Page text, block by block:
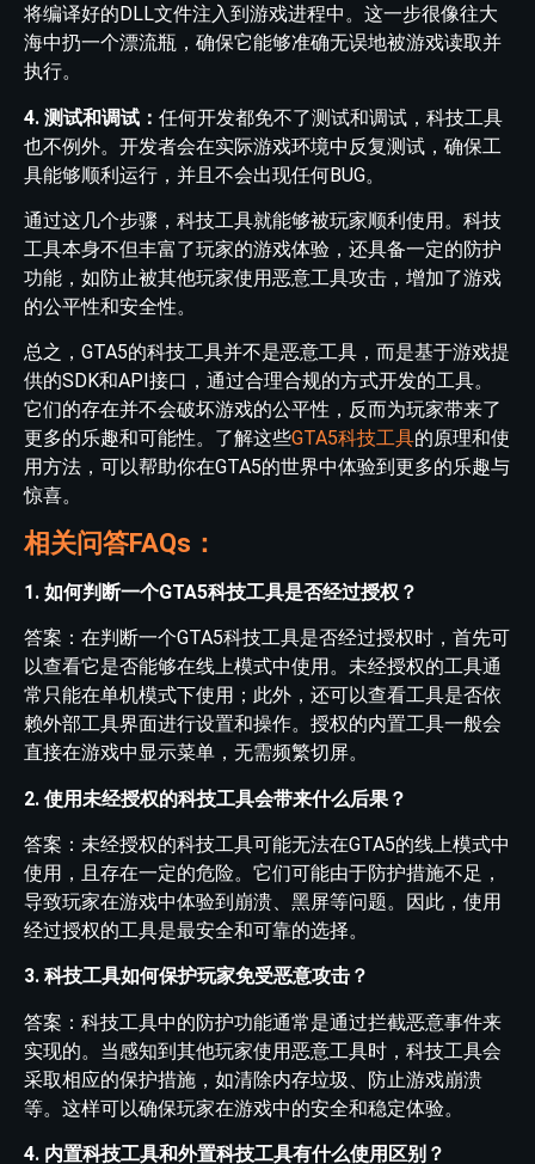
将编译好的DLL文件注入到游戏进程中。这一步很像往大
海中扔一个漂流瓶，确保它能够准确无误地被游戏读取并
执行。
4. 测试和调试： 任何开发都免不了测试和调试，科技工具
也不例外。开发者会在实际游戏环境中反复测试，确保工
具能够顺利运行，并且不会出现任何BUG。
通过这几个步骤，科技工具就能够被玩家顺利使用。科技
工具本身不但丰富了玩家的游戏体验，还具备一定的防护
功能，如防止被其他玩家使用恶意工具攻击，增加了游戏
的公平性和安全性。
总之，GTA5的科技工具并不是恶意工具，而是基于游戏提
供的SDK和API接口，通过合理合规的方式开发的工具。
它们的存在并不会破坏游戏的公平性，反而为玩家带来了
更多的乐趣和可能性。了解这些GTA5科技工具的原理和使
用方法，可以帮助你在GTA5的世界中体验到更多的乐趣与
惊喜。
相关问答FAQs：
1. 如何判断一个GTA5科技工具是否经过授权？
答案：在判断一个GTA5科技工具是否经过授权时，首先可
以查看它是否能够在线上模式中使用。未经授权的工具通
常只能在单机模式下使用；此外，还可以查看工具是否依
赖外部工具界面进行设置和操作。授权的内置工具一般会
直接在游戏中显示菜单，无需频繁切屏。
2. 使用未经授权的科技工具会带来什么后果？
答案：未经授权的科技工具可能无法在GTA5的线上模式中
使用，且存在一定的危险。它们可能由于防护措施不足，
导致玩家在游戏中体验到崩溃、黑屏等问题。因此，使用
经过授权的工具是最安全和可靠的选择。
3. 科技工具如何保护玩家免受恶意攻击？
答案：科技工具中的防护功能通常是通过拦截恶意事件来
实现的。当感知到其他玩家使用恶意工具时，科技工具会
采取相应的保护措施，如清除内存垃圾、防止游戏崩溃
等。这样可以确保玩家在游戏中的安全和稳定体验。
4. 内置科技工具和外置科技工具有什么使用区别？